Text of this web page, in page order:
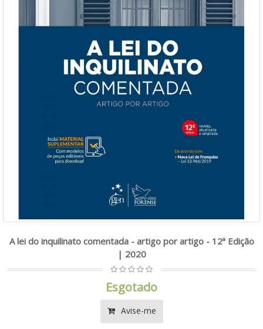
A lei do inquilinato comentada - artigo por artigo - 12ª Edição
| 2020
Esgotado
Avise-me